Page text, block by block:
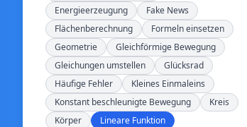
Energieerzeugung
Fake News
Flächenberechnung
Formeln einsetzen
Geometrie
Gleichförmige Bewegung
Gleichungen umstellen
Glücksrad
Häufige Fehler
Kleines Einmaleins
Konstant beschleunigte Bewegung
Kreis
Körper
Lineare Funktion